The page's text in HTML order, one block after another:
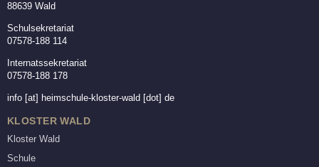
88639 Wald
Schulsekretariat
07578-188 114
Internatssekretariat
07578-188 178
info [at] heimschule-kloster-wald [dot] de
KLOSTER WALD
Kloster Wald
Schule